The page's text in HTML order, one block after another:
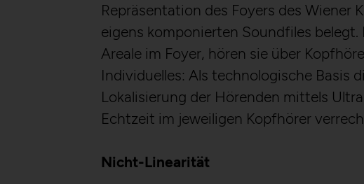
Repräsentation des Foyers des
eigens komponierten Soundfiles
Areale im Foyer, hören sie über
Individuelles: Als technologische Basis
Lokalisierung der Hörenden mittels
Echtzeit im jeweiligen Kopfhörer
Nicht-Linearität